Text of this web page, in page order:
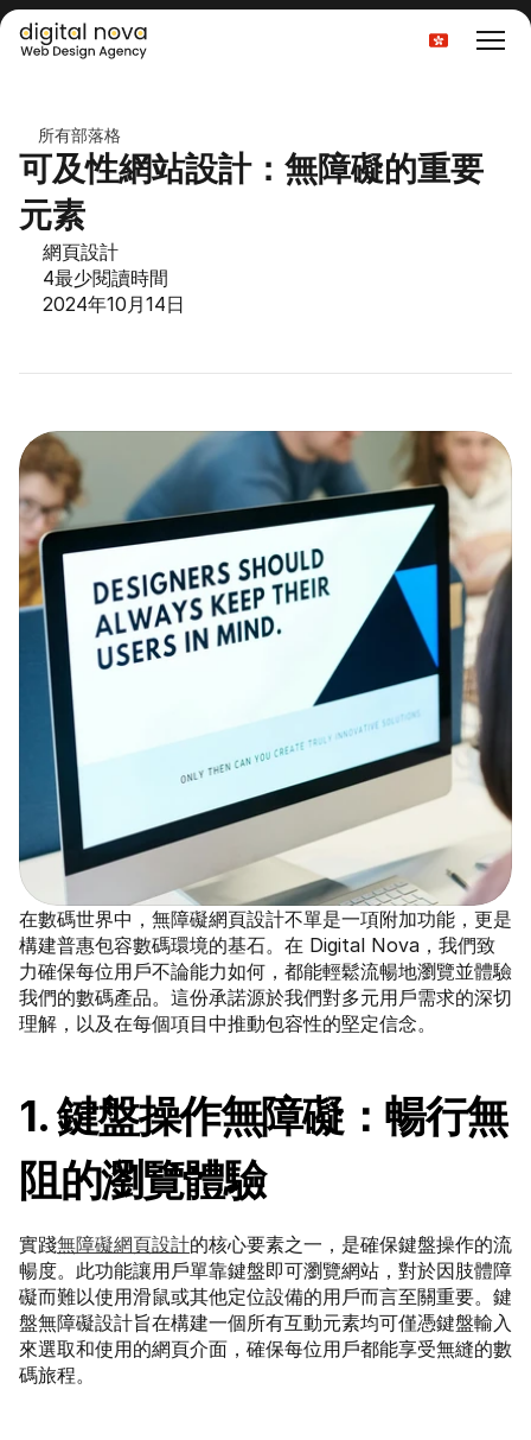
所有部落格
可及性網站設計：無障礙的重要
元素
網頁設計
4最少閱讀時間
2024年10月14日
在數碼世界中，無障礙網頁設計不單是一項附加功能，更是
構建普惠包容數碼環境的基石。在 Digital Nova，我們致
力確保每位用戶不論能力如何，都能輕鬆流暢地瀏覽並體驗
我們的數碼產品。這份承諾源於我們對多元用戶需求的深切
理解，以及在每個項目中推動包容性的堅定信念。
1. 鍵盤操作無障礙：暢行無
阻的瀏覽體驗
實踐無障礙網頁設計的核心要素之一，是確保鍵盤操作的流
暢度。此功能讓用戶單靠鍵盤即可瀏覽網站，對於因肢體障
礙而難以使用滑鼠或其他定位設備的用戶而言至關重要。鍵
盤無障礙設計旨在構建一個所有互動元素均可僅憑鍵盤輸入
來選取和使用的網頁介面，確保每位用戶都能享受無縫的數
碼旅程。
Select Language